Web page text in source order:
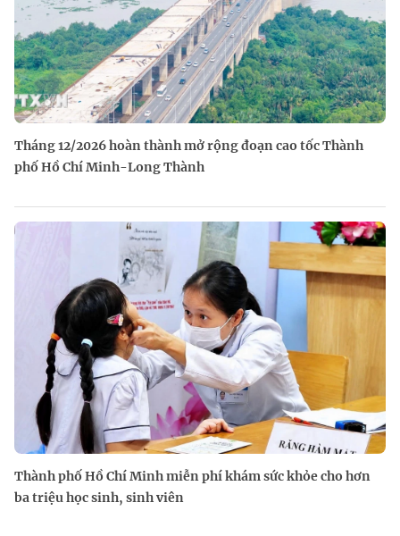
Tháng 12/2026 hoàn thành mở rộng đoạn cao tốc Thành
phố Hồ Chí Minh-Long Thành
Thành phố Hồ Chí Minh miễn phí khám sức khỏe cho hơn
ba triệu học sinh, sinh viên